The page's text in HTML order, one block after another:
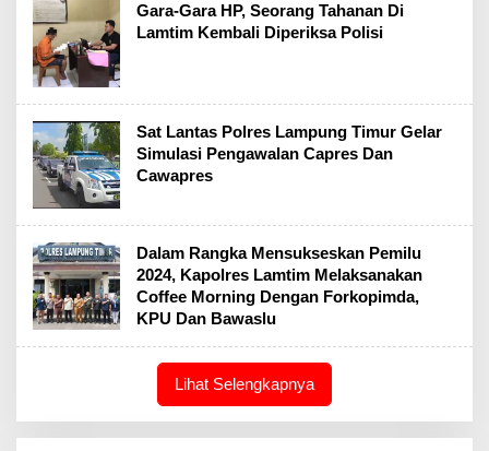
Gara-Gara HP, Seorang Tahanan Di
Lamtim Kembali Diperiksa Polisi
Sat Lantas Polres Lampung Timur Gelar
Simulasi Pengawalan Capres Dan
Cawapres
Dalam Rangka Mensukseskan Pemilu
2024, Kapolres Lamtim Melaksanakan
Coffee Morning Dengan Forkopimda,
KPU Dan Bawaslu
Lihat Selengkapnya